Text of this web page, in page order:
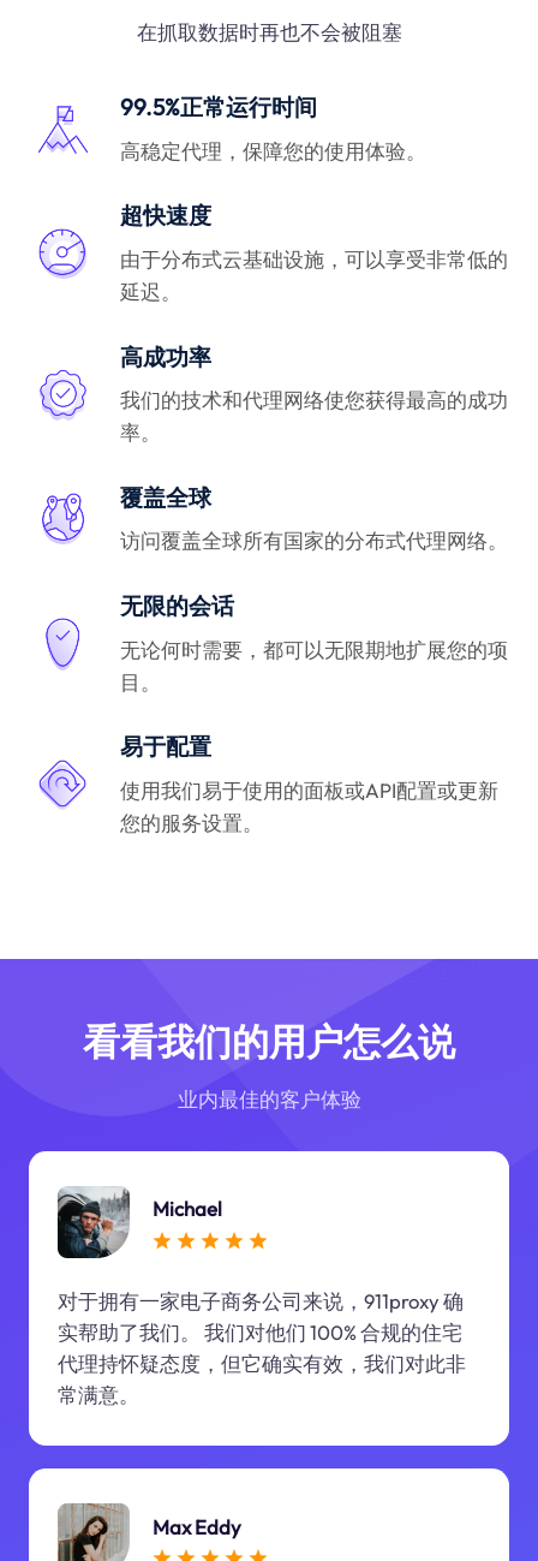
在抓取数据时再也不会被阻塞
99.5%正常运行时间
高稳定代理，保障您的使用体验。
超快速度
由于分布式云基础设施，可以享受非常低的
延迟。
高成功率
我们的技术和代理网络使您获得最高的成功
率。
覆盖全球
访问覆盖全球所有国家的分布式代理网络。
无限的会话
无论何时需要，都可以无限期地扩展您的项
目。
易于配置
使用我们易于使用的面板或API配置或更新
您的服务设置。
看看我们的用户怎么说
业内最佳的客户体验
Michael
对于拥有一家电子商务公司来说，911proxy 确
实帮助了我们。 我们对他们 100% 合规的住宅
代理持怀疑态度，但它确实有效，我们对此非
常满意。
Max Eddy